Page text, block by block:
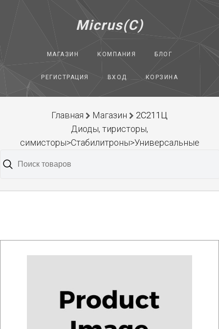
Micrus(C)
МАГАЗИН КОМПАНИЯ БЛОГ
РЕГИСТРАЦИЯ ВХОД КОРЗИНА
Главная Магазин
2С211Ц
Диоды, тиристоры,
симисторы>Стабилитроны>Универсальные